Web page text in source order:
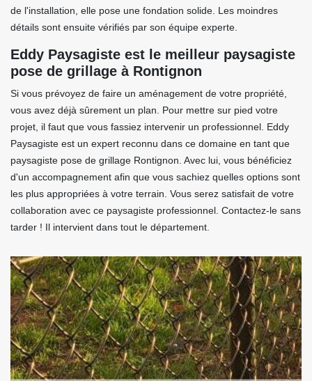
de l'installation, elle pose une fondation solide. Les moindres
détails sont ensuite vérifiés par son équipe experte.
Eddy Paysagiste est le meilleur paysagiste
pose de grillage à Rontignon
Si vous prévoyez de faire un aménagement de votre propriété,
vous avez déjà sûrement un plan. Pour mettre sur pied votre
projet, il faut que vous fassiez intervenir un professionnel. Eddy
Paysagiste est un expert reconnu dans ce domaine en tant que
paysagiste pose de grillage Rontignon. Avec lui, vous bénéficiez
d'un accompagnement afin que vous sachiez quelles options sont
les plus appropriées à votre terrain. Vous serez satisfait de votre
collaboration avec ce paysagiste professionnel. Contactez-le sans
tarder ! Il intervient dans tout le département.